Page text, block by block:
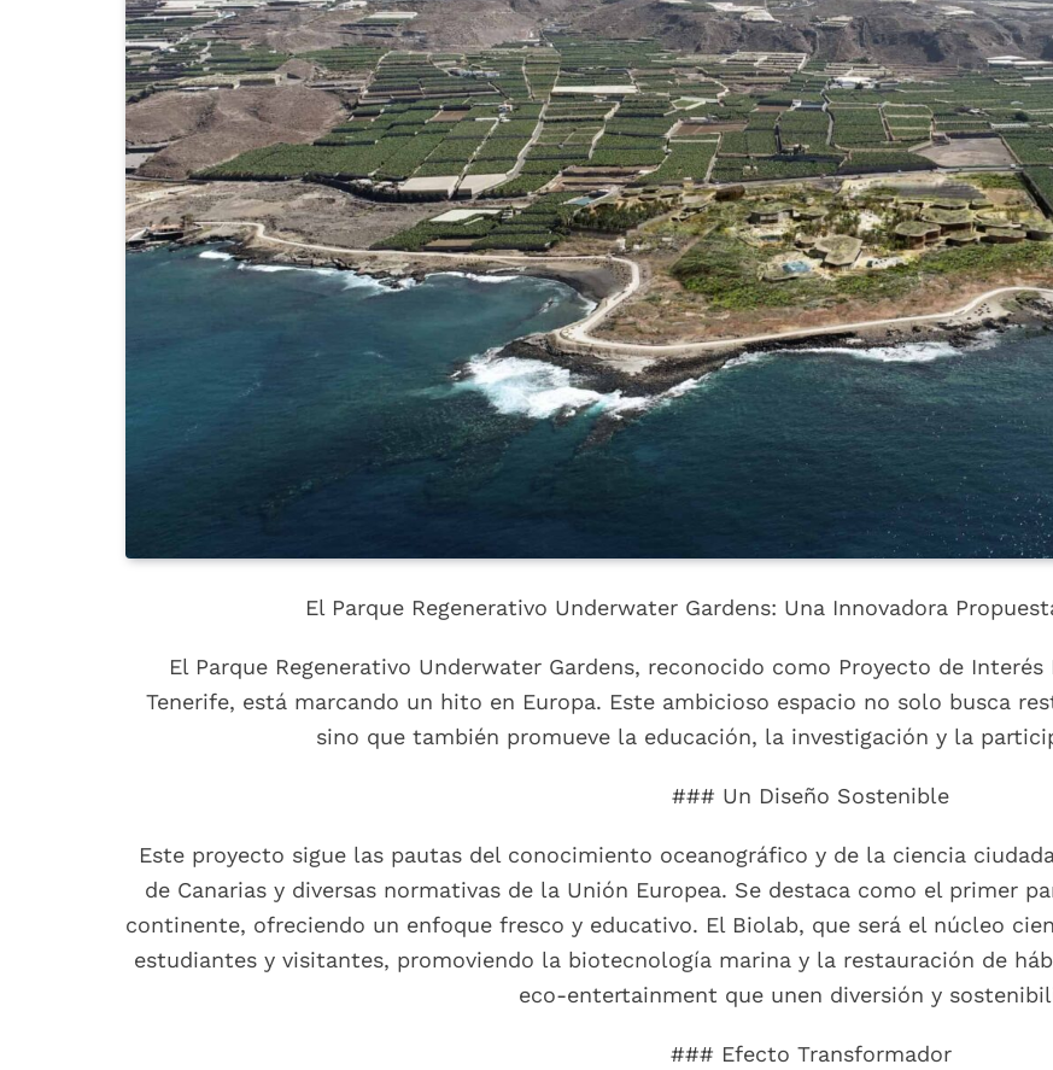
El Parque Regenerativo Underwater Gardens: Una Innovadora
El Parque Regenerativo Underwater Gardens, reconocido como Proyecto de
Tenerife, está marcando un hito en Europa. Este ambicioso espacio no solo busca
sino que también promueve la educación, la investigación y la
### Un Diseño Sostenible
Este proyecto sigue las pautas del conocimiento oceanográfico y de la ciencia
de Canarias y diversas normativas de la Unión Europea. Se destaca como el primer
continente, ofreciendo un enfoque fresco y educativo. El Biolab, que será el núcleo
estudiantes y visitantes, promoviendo la biotecnología marina y la restauración de
eco-entertainment que unen diversión y
### Efecto Transformador